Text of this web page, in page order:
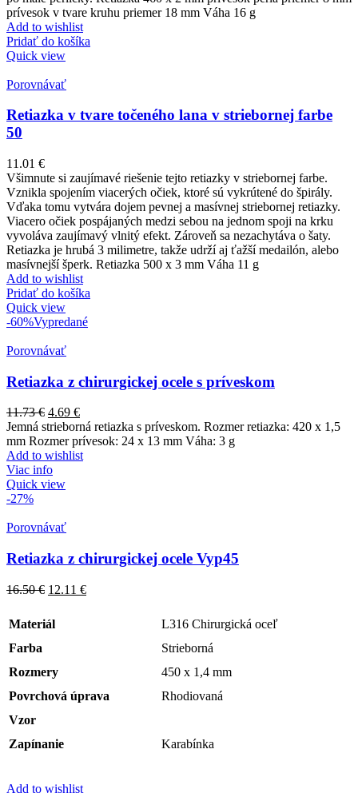
prívesok v tvare kruhu priemer 18 mm Váha 16 g
Add to wishlist
Pridať do košíka
Quick view
Porovnávať
Retiazka v tvare točeného lana v striebornej farbe
50
11.01 €
Všimnute si zaujímavé riešenie tejto retiazky v striebornej farbe.
Vznikla spojením viacerých očiek, ktoré sú vykrútené do špirály.
Vďaka tomu vytvára dojem pevnej a masívnej striebornej retiazky.
Viacero očiek pospájaných medzi sebou na jednom spoji na krku
vyvoláva zaujímavý vlnitý efekt. Zároveň sa nezachytáva o šaty.
Retiazka je hrubá 3 milimetre, takže udrží aj ťažší medailón, alebo
masívnejší šperk. Retiazka 500 x 3 mm Váha 11 g
Add to wishlist
Pridať do košíka
Quick view
-60%Vypredané
Porovnávať
Retiazka z chirurgickej ocele s príveskom
11.73€ 4.69 €
Jemná strieborná retiazka s príveskom. Rozmer retiazka: 420 x 1,5
mm Rozmer prívesok: 24 x 13 mm Váha: 3 g
Add to wishlist
Viac info
Quick view
-27%
Porovnávať
Retiazka z chirurgickej ocele Vyp45
16.50€ 12.11 €
Materiál
L316 Chirurgická oceľ
Farba
Strieborná
Rozmery
450 x 1,4 mm
Povrchová úprava
Rhodiovaná
Vzor
Zapínanie
Karabínka
Add to wishlist